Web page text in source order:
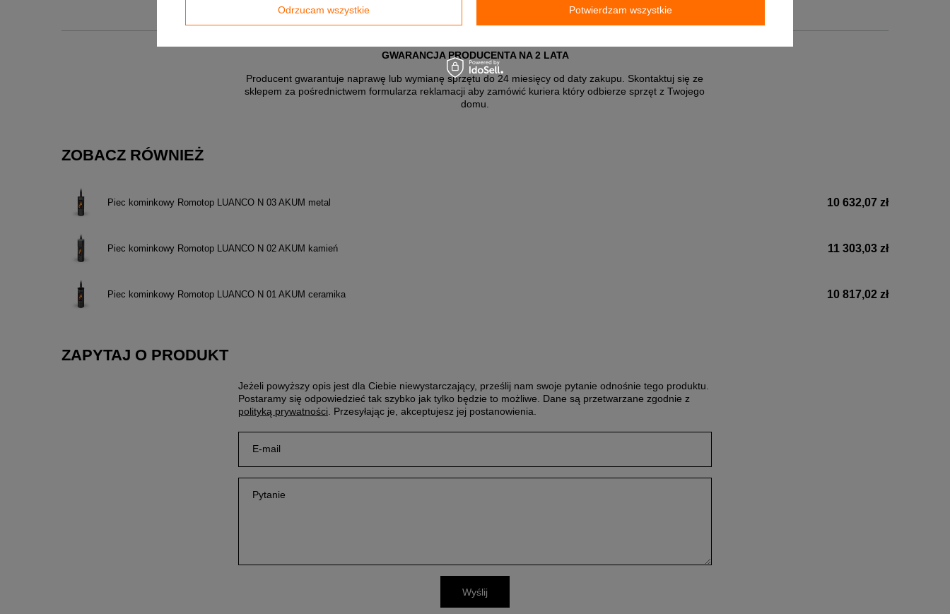
GWARANCJA PRODUCENTA NA 2 LATA
Producent gwarantuje naprawę lub wymianę sprzętu do 24 miesięcy od daty zakupu. Skontaktuj się ze
sklepem za pośrednictwem formularza reklamacji abyzamówić kuriera który odbierze sprzęt z Twojego
domu.
ZOBACZ RÓWNIEŻ
Piec kominkowy Romotop LUANCO N 03 AKUM metal 10 632,07 zł
Piec kominkowy Romotop LUANCO N 02 AKUM kamień 11 303,03 zł
Piec kominkowy Romotop LUANCO N 01 AKUM ceramika 10 817,02 zł
ZAPYTAJ O PRODUKT
Jeżeli powyższy opis jest dla Ciebie niewystarczający, prześlij nam swoje pytanie odnośnie tego produktu.
Postaramy się odpowiedzieć tak szybko jak tylko będzie to możliwe. Dane są przetwarzane zgodnie z
polityką prywatności . Przesyłając je, akceptujesz jej postanowienia.
E-mail
Pytanie
Wyślij
Odrzucam wszystkie Potwierdzam wszystkie